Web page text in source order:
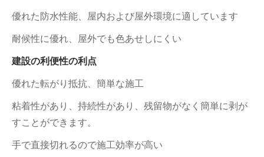
優れた防水性能、屋内および屋外環境に適しています
耐候性に優れ、屋外でも色あせしにくい
建設の利便性の利点
優れた転がり抵抗、簡単な施工
粘着性があり、持続性があり、残留物がなく簡単に剥が
すことができます。
手で直接切れるので施工効率が高い